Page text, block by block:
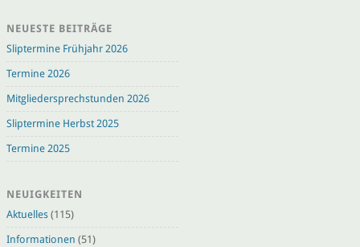
NEUESTE BEITRÄGE
Sliptermine Frühjahr 2026
Termine 2026
Mitgliedersprechstunden 2026
Sliptermine Herbst 2025
Termine 2025
NEUIGKEITEN
Aktuelles(115)
Informationen (51)